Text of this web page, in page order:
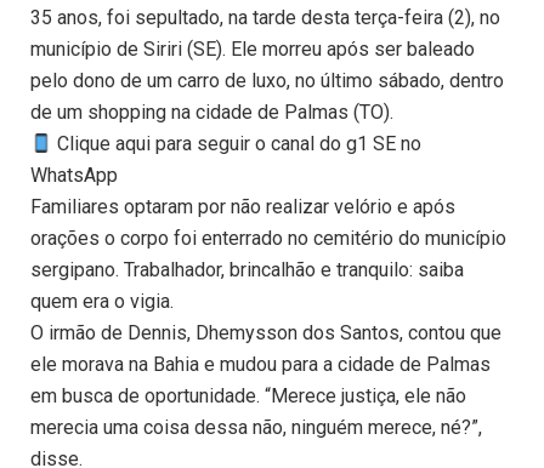
35 anos, foi sepultado, na tarde desta terça-feira (2), no
município de Siriri (SE). Ele morreu após ser baleado
pelo dono de um carro de luxo, no último sábado, dentro
de um shopping na cidade de Palmas (TO).
Clique aqui para seguir o canal do g1 SE no
WhatsApp
Familiares optaram por não realizar velório e após
orações o corpo foi enterrado no cemitério do município
sergipano. Trabalhador, brincalhão e tranquilo: saiba
quem era o vigia.
O irmão de Dennis, Dhemysson dos Santos, contou que
ele morava na Bahia e mudou para a cidade de Palmas
em busca de oportunidade. “Merece justiça, ele não
merecia uma coisa dessa não, ninguém merece, né?”,
disse.